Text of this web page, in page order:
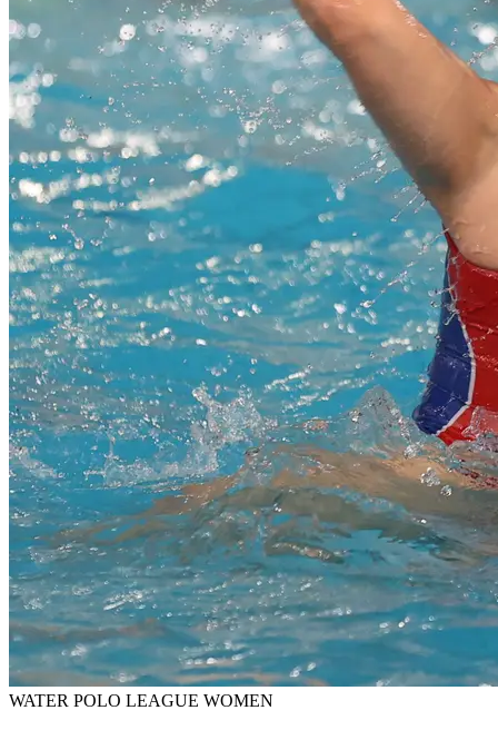
WATER POLO LEAGUE WOMEN